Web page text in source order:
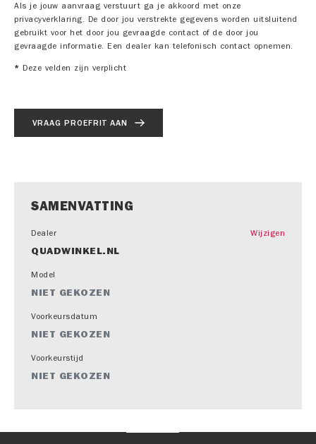
Als je jouw aanvraag verstuurt ga je akkoord met onze
privacyverklaring. De door jou verstrekte gegevens worden uitsluitend
gebruikt voor het door jou gevraagde contact of de door jou
gevraagde informatie. Een dealer kan telefonisch contact opnemen.
* Deze velden zijn verplicht
VRAAG PROEFRIT AAN
SAMENVATTING
Dealer Wijzigen
QUADWINKEL.NL
Model
NIET GEKOZEN
Voorkeursdatum
NIET GEKOZEN
Voorkeurstijd
NIET GEKOZEN